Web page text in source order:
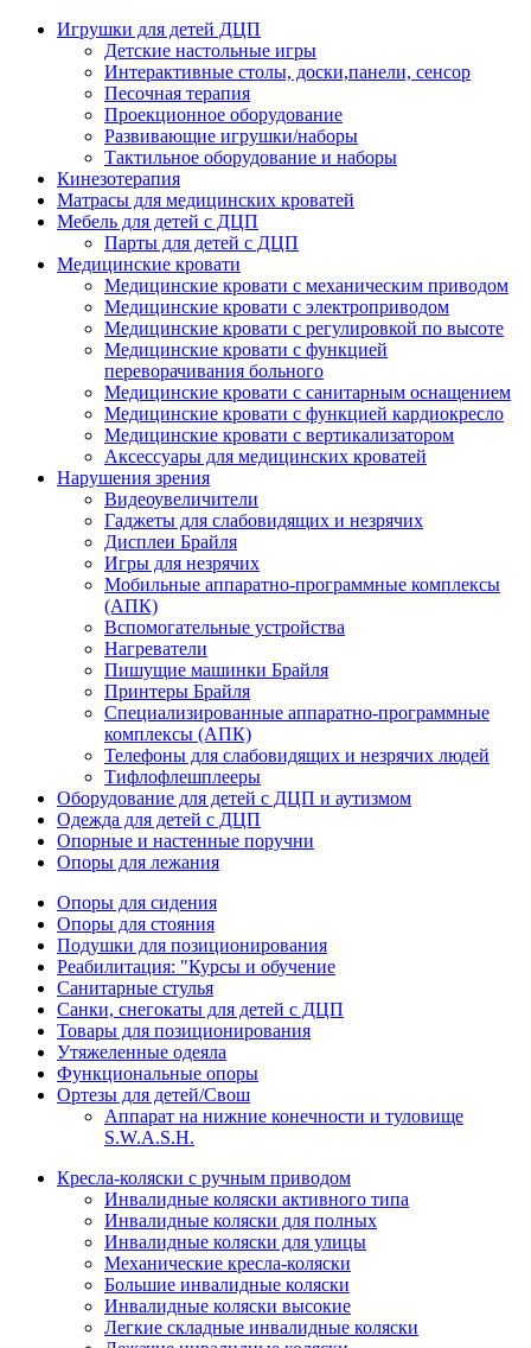
Игрушки для детей ДЦП
Детские настольные игры
Интерактивные столы, доски,панели, сенсор
Песочная терапия
Проекционное оборудование
Развивающие игрушки/наборы
Тактильное оборудование и наборы
Кинезотерапия
Матрасы для медицинских кроватей
Мебель для детей с ДЦП
Парты для детей с ДЦП
Медицинские кровати
Медицинские кровати с механическим приводом
Медицинские кровати с электроприводом
Медицинские кровати с регулировкой по высоте
Медицинские кровати с функцией
переворачивания больного
Медицинские кровати с санитарным оснащением
Медицинские кровати с функцией кардиокресло
Медицинские кровати с вертикализатором
Аксессуары для медицинских кроватей
Нарушения зрения
Видеоувеличители
Гаджеты для слабовидящих и незрячих
Дисплеи Брайля
Игры для незрячих
Мобильные аппаратно-программные комплексы
(АПК)
Вспомогательные устройства
Нагреватели
Пишущие машинки Брайля
Принтеры Брайля
Специализированные аппаратно-программные
комплексы (АПК)
Телефоны для слабовидящих и незрячих людей
Тифлофлешплееры
Оборудование для детей с ДЦП и аутизмом
Одежда для детей с ДЦП
Опорные и настенные поручни
Опоры для лежания
Опоры для сидения
Опоры для стояния
Подушки для позиционирования
Реабилитация: "Курсы и обучение
Санитарные стулья
Санки, снегокаты для детей с ДЦП
Товары для позиционирования
Утяжеленные одеяла
Функциональные опоры
Ортезы для детей/Свош
Аппарат на нижние конечности и туловище
S.W.A.S.H.
Кресла-коляски с ручным приводом
Инвалидные коляски активного типа
Инвалидные коляски для полных
Инвалидные коляски для улицы
Механические кресла-коляски
Большие инвалидные коляски
Инвалидные коляски высокие
Легкие складные инвалидные коляски